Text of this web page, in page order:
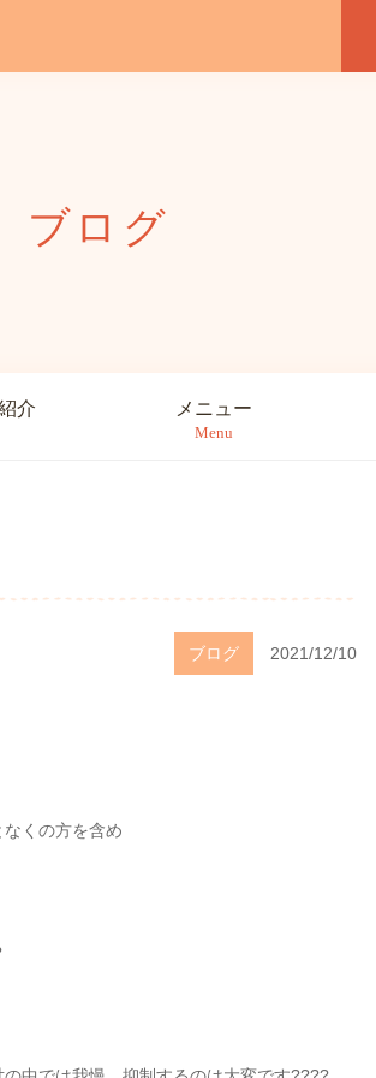
ブログ
介 メニュー
Menu
ブログ 2021/12/10
くの方を含め